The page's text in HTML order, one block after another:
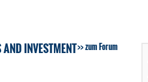
INVESTMENT zum Forum